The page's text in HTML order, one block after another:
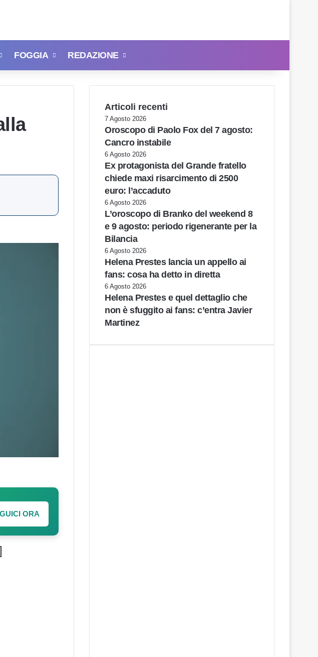
FOGGIA REDAZIONE
ORA
Articoli recenti
7 Agosto 2026
Oroscopo di Paolo Fox del 7 agosto:
Cancro instabile
6 Agosto 2026
Ex protagonista del Grande fratello
chiede maxi risarcimento di 2500
euro: l’accaduto
6 Agosto 2026
L’oroscopo di Branko del weekend 8
e 9 agosto: periodo rigenerante per la
Bilancia
6 Agosto 2026
Helena Prestes lancia un appello ai
fans: cosa ha detto in diretta
6 Agosto 2026
Helena Prestes e quel dettaglio che
non è sfuggito ai fans: c’entra Javier
Martinez